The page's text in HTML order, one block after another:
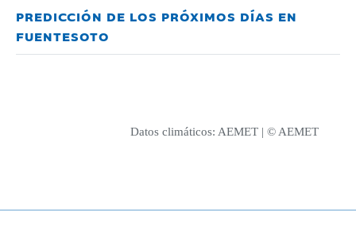
PREDICCIÓN DE LOS PRÓXIMOS DÍAS EN
FUENTESOTO
Datos climáticos: AEMET | © AEMET